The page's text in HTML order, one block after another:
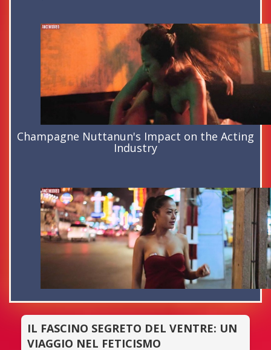
Champagne Nuttanun's Impact on the Acting
Industry
IL FASCINO SEGRETO DEL VENTRE: UN
VIAGGIO NEL FETICISMO